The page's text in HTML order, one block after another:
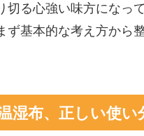
切る心強い味方になっ
ず基本的な考え方から
湿布、正しい使い